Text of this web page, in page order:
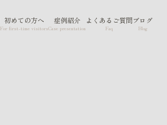
初めての方へ
For first-time visitors
症例紹介
Case presentation
よくあるご質問
Faq
ブログ
Blog